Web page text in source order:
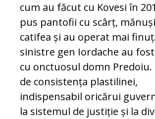
cum au făcut cu Kovesi în
pus pantofii cu scârț,
catifea și au operat mai
sinistre gen Iordache au
cu onctuosul domn Predoiu.
de consistența plastilinei,
indispensabil oricărui
la sistemul de justiție și la